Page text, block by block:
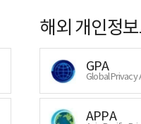
해외 개인정
GPA
Global Privacy
APPA